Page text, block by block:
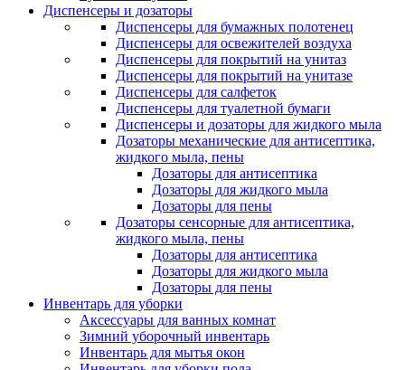
Диспенсеры и дозаторы
Диспенсеры для бумажных полотенец
Диспенсеры для освежителей воздуха
Диспенсеры для покрытий на унитаз
Диспенсеры для покрытий на унитазе
Диспенсеры для салфеток
Диспенсеры для туалетной бумаги
Диспенсеры и дозаторы для жидкого мыла
Дозаторы механические для антисептика,
жидкого мыла, пены
Дозаторы для антисептика
Дозаторы для жидкого мыла
Дозаторы для пены
Дозаторы сенсорные для антисептика,
жидкого мыла, пены
Дозаторы для антисептика
Дозаторы для жидкого мыла
Дозаторы для пены
Инвентарь для уборки
Аксессуары для ванных комнат
Зимний уборочный инвентарь
Инвентарь для мытья окон